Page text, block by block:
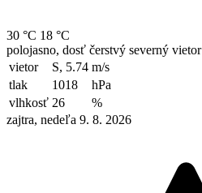
30 °C 18 °C
polojasno, dosť čerstvý severný vietor
vietor
S, 5.74 m/s
tlak
1018
hPa
vlhkosť 26
%
zajtra, nedeľa 9. 8. 2026